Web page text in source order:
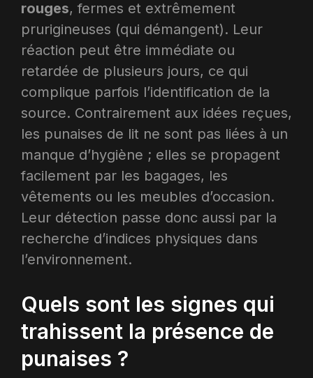
rouges, fermes et extrêmement
prurigineuses (qui démangent). Leur
réaction peut être immédiate ou
retardée de plusieurs jours, ce qui
complique parfois l’identification de la
source. Contrairement aux idées reçues,
les punaises de lit ne sont pas liées à un
manque d’hygiène ; elles se propagent
facilement par les bagages, les
vêtements ou les meubles d’occasion.
Leur détection passe donc aussi par la
recherche d’indices physiques dans
l’environnement.
Quels sont les signes qui
trahissent la présence de
punaises ?